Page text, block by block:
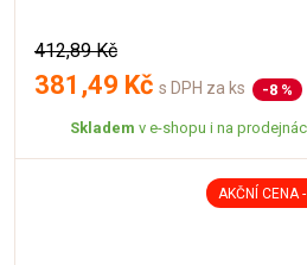
412,89 Kč
381,49 Kč s DPH za ks -8 %
Skladem v e-shopu i na
AKČNÍ CENA